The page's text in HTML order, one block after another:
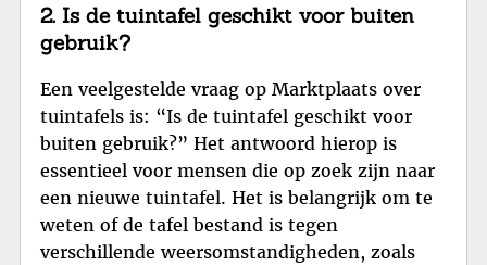
2. Is de tuintafel geschikt voor buiten
gebruik?
Een veelgestelde vraag op Marktplaats over
tuintafels is: “Is de tuintafel geschikt voor
buiten gebruik?” Het antwoord hierop is
essentieel voor mensen die op zoek zijn naar
een nieuwe tuintafel. Het is belangrijk om te
weten of de tafel bestand is tegen
verschillende weersomstandigheden, zoals